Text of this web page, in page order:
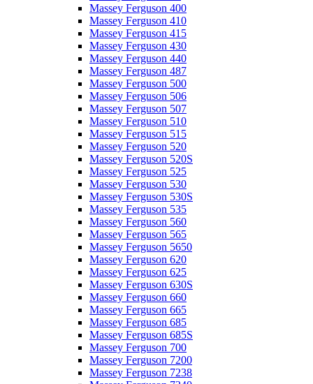
Massey Ferguson 400
Massey Ferguson 410
Massey Ferguson 415
Massey Ferguson 430
Massey Ferguson 440
Massey Ferguson 487
Massey Ferguson 500
Massey Ferguson 506
Massey Ferguson 507
Massey Ferguson 510
Massey Ferguson 515
Massey Ferguson 520
Massey Ferguson 520S
Massey Ferguson 525
Massey Ferguson 530
Massey Ferguson 530S
Massey Ferguson 535
Massey Ferguson 560
Massey Ferguson 565
Massey Ferguson 5650
Massey Ferguson 620
Massey Ferguson 625
Massey Ferguson 630S
Massey Ferguson 660
Massey Ferguson 665
Massey Ferguson 685
Massey Ferguson 685S
Massey Ferguson 700
Massey Ferguson 7200
Massey Ferguson 7238